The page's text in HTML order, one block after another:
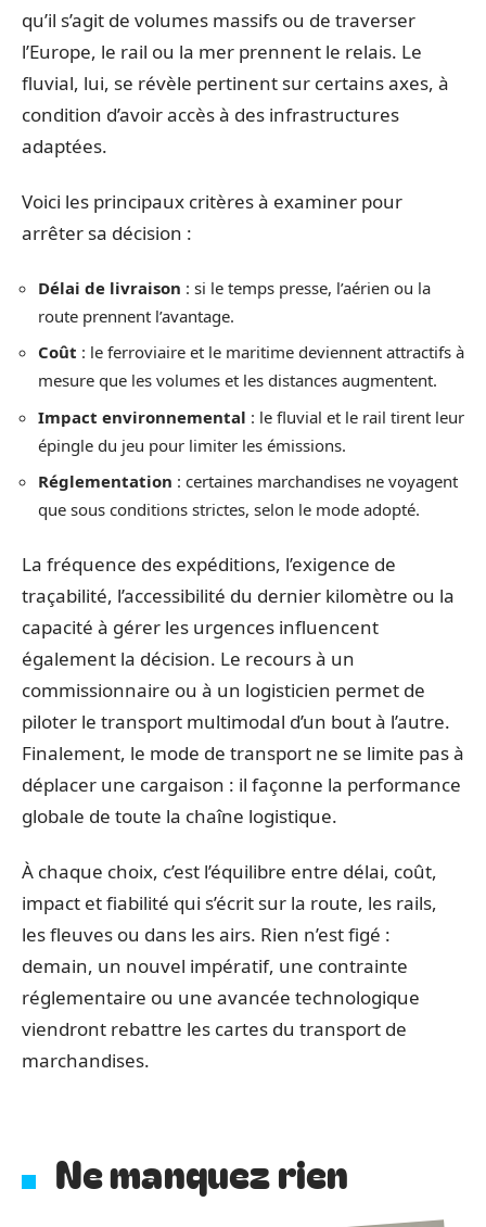
qu’il s’agit de volumes massifs ou de traverser
l’Europe, le rail ou la mer prennent le relais. Le
fluvial, lui, se révèle pertinent sur certains axes, à
condition d’avoir accès à des infrastructures
adaptées.
Voici les principaux critères à examiner pour
arrêter sa décision :
Délai de livraison : si le temps presse, l’aérien ou la
route prennent l’avantage.
Coût : le ferroviaire et le maritime deviennent attractifs à
mesure que les volumes et les distances augmentent.
Impact environnemental : le fluvial et le rail tirent leur
épingle du jeu pour limiter les émissions.
Réglementation : certaines marchandises ne voyagent
que sous conditions strictes, selon le mode adopté.
La fréquence des expéditions, l’exigence de
traçabilité, l’accessibilité du dernier kilomètre ou la
capacité à gérer les urgences influencent
également la décision. Le recours à un
commissionnaire ou à un logisticien permet de
piloter le transport multimodal d’un bout à l’autre.
Finalement, le mode de transport ne se limite pas à
déplacer une cargaison : il façonne la performance
globale de toute la chaîne logistique.
À chaque choix, c’est l’équilibre entre délai, coût,
impact et fiabilité qui s’écrit sur la route, les rails,
les fleuves ou dans les airs. Rien n’est figé :
demain, un nouvel impératif, une contrainte
réglementaire ou une avancée technologique
viendront rebattre les cartes du transport de
marchandises.
Ne manquez rien